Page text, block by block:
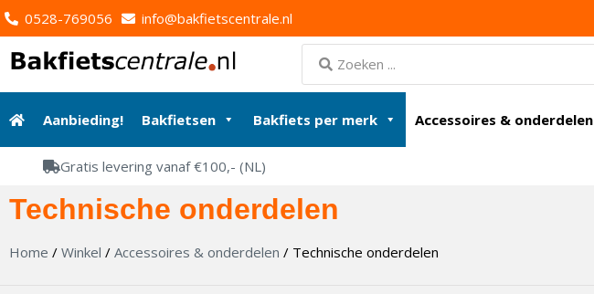
0528-769056 info@bakfietscentrale.nl
Aanbieding! Bakfietsen Bakfiets per merk Accessoires & onderdelen
Gratis levering vanaf €100,- (NL)
Technische onderdelen
Home / Winkel / Accessoires & onderdelen / Technische onderdelen